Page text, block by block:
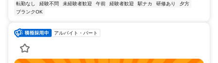
転勤なし
経験不問 未経験者歓迎 午前 経験者歓迎 駅ナカ 研修あり
夕方
ブランクOK
アルバイト・パート